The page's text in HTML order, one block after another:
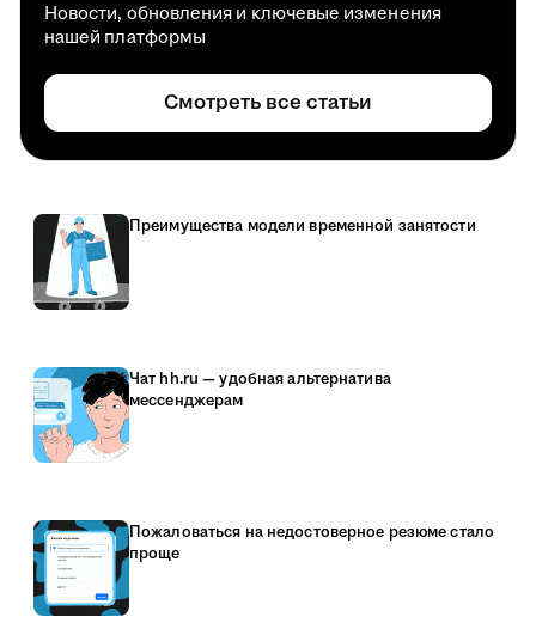
Новости, обновления и ключевые изменения
нашей платформы
Смотреть все статьи
Преимущества модели временной занятости
Чат hh.ru — удобная альтернатива
мессенджерам
Пожаловаться на недостоверное резюме стало
проще